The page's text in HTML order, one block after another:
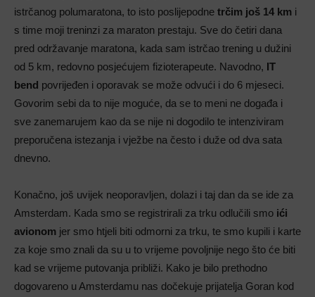
istrčanog polumaratona, to isto poslijepodne trčim još 14 km i
s time moji treninzi za maraton prestaju. Sve do četiri dana
pred održavanje maratona, kada sam istrčao trening u dužini
od 5 km, redovno posjećujem fizioterapeute. Navodno, IT
bend povrijeđen i oporavak se može odvući i do 6 mjeseci.
Govorim sebi da to nije moguće, da se to meni ne događa i
sve zanemarujem kao da se nije ni dogodilo te intenziviram
preporučena istezanja i vježbe na često i duže od dva sata
dnevno.
Konačno, još uvijek neoporavljen, dolazi i taj dan da se ide za
Amsterdam. Kada smo se registrirali za trku odlučili smo ići
avionom jer smo htjeli biti odmorni za trku, te smo kupili i karte
za koje smo znali da su u to vrijeme povoljnije nego što će biti
kad se vrijeme putovanja približi. Kako je bilo prethodno
dogovareno u Amsterdamu nas dočekuje prijatelja Goran kod